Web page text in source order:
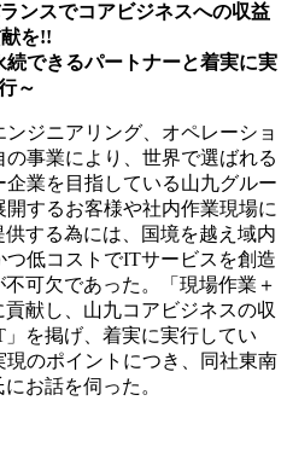
ンスでコアビジネスへの収益
を!!
できるパートナーと着実に実
～
ジニアリング、オペレーショ
事業により、世界で選ばれる
業を目指している山九グルー
するお客様や社内作業現場に
する為には、国境を越え域内
低コストでITサービスを創造
可欠であった。「現場作業＋
献し、山九コアビジネスの収
を掲げ、着実に実行してい
のポイントにつき、同社東南
お話を伺った。